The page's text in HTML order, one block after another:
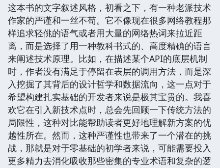
这本书的文字叙述风格，初看之下，有一种老派技术
作家的严谨和一丝不苟。它不像现在很多网络教程那
样追求轻佻的语气或者用大量的网络热词来拉近距
离，而是选择了用一种教科书式的、高度精确的语言
来阐述技术原理。比如，在描述某个API的底层机制
时，作者没有满足于停留在表层的调用方法，而是深
入挖掘了其背后的设计哲学和数据流向，这一点对于
希望构建扎实基础的开发者来说是极其宝贵的。我喜
欢它在引入新技术点时，总会先回顾一下传统方法的
局限性，这种对比能帮助读者更好地理解新方案的优
越性所在。然而，这种严谨性也带来了一个潜在的挑
战，那就是对于零基础的初学者来说，可能需要投入
更多精力去消化吸收那些密集的专业术语和复杂的逻